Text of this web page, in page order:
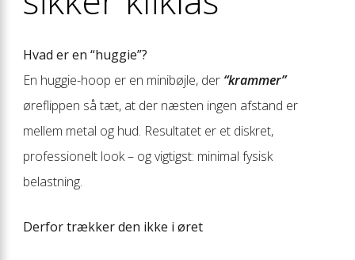
Hvad er en “huggie”?
En huggie-hoop er en minibøjle, der “krammer”
øreflippen så tæt, at der næsten ingen afstand er
mellem metal og hud. Resultatet er et diskret,
professionelt look – og vigtigst: minimal fysisk
belastning.
Derfor trækker den ikke i øret